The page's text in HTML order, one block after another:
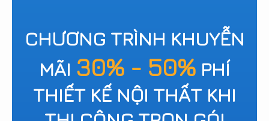
CHƯƠNG TRÌNH KHUYỄN
MÃI 30% - 50% PHÍ
THIẾT KẾ NỘI THẤT KHI